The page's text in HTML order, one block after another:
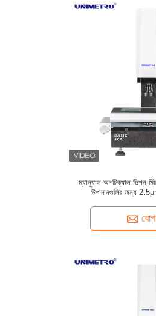
ম্যানুয়াল অপটিক্যাল ভিশন
উপাদানগুলির জন্য